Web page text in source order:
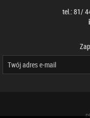
tel.: 81/